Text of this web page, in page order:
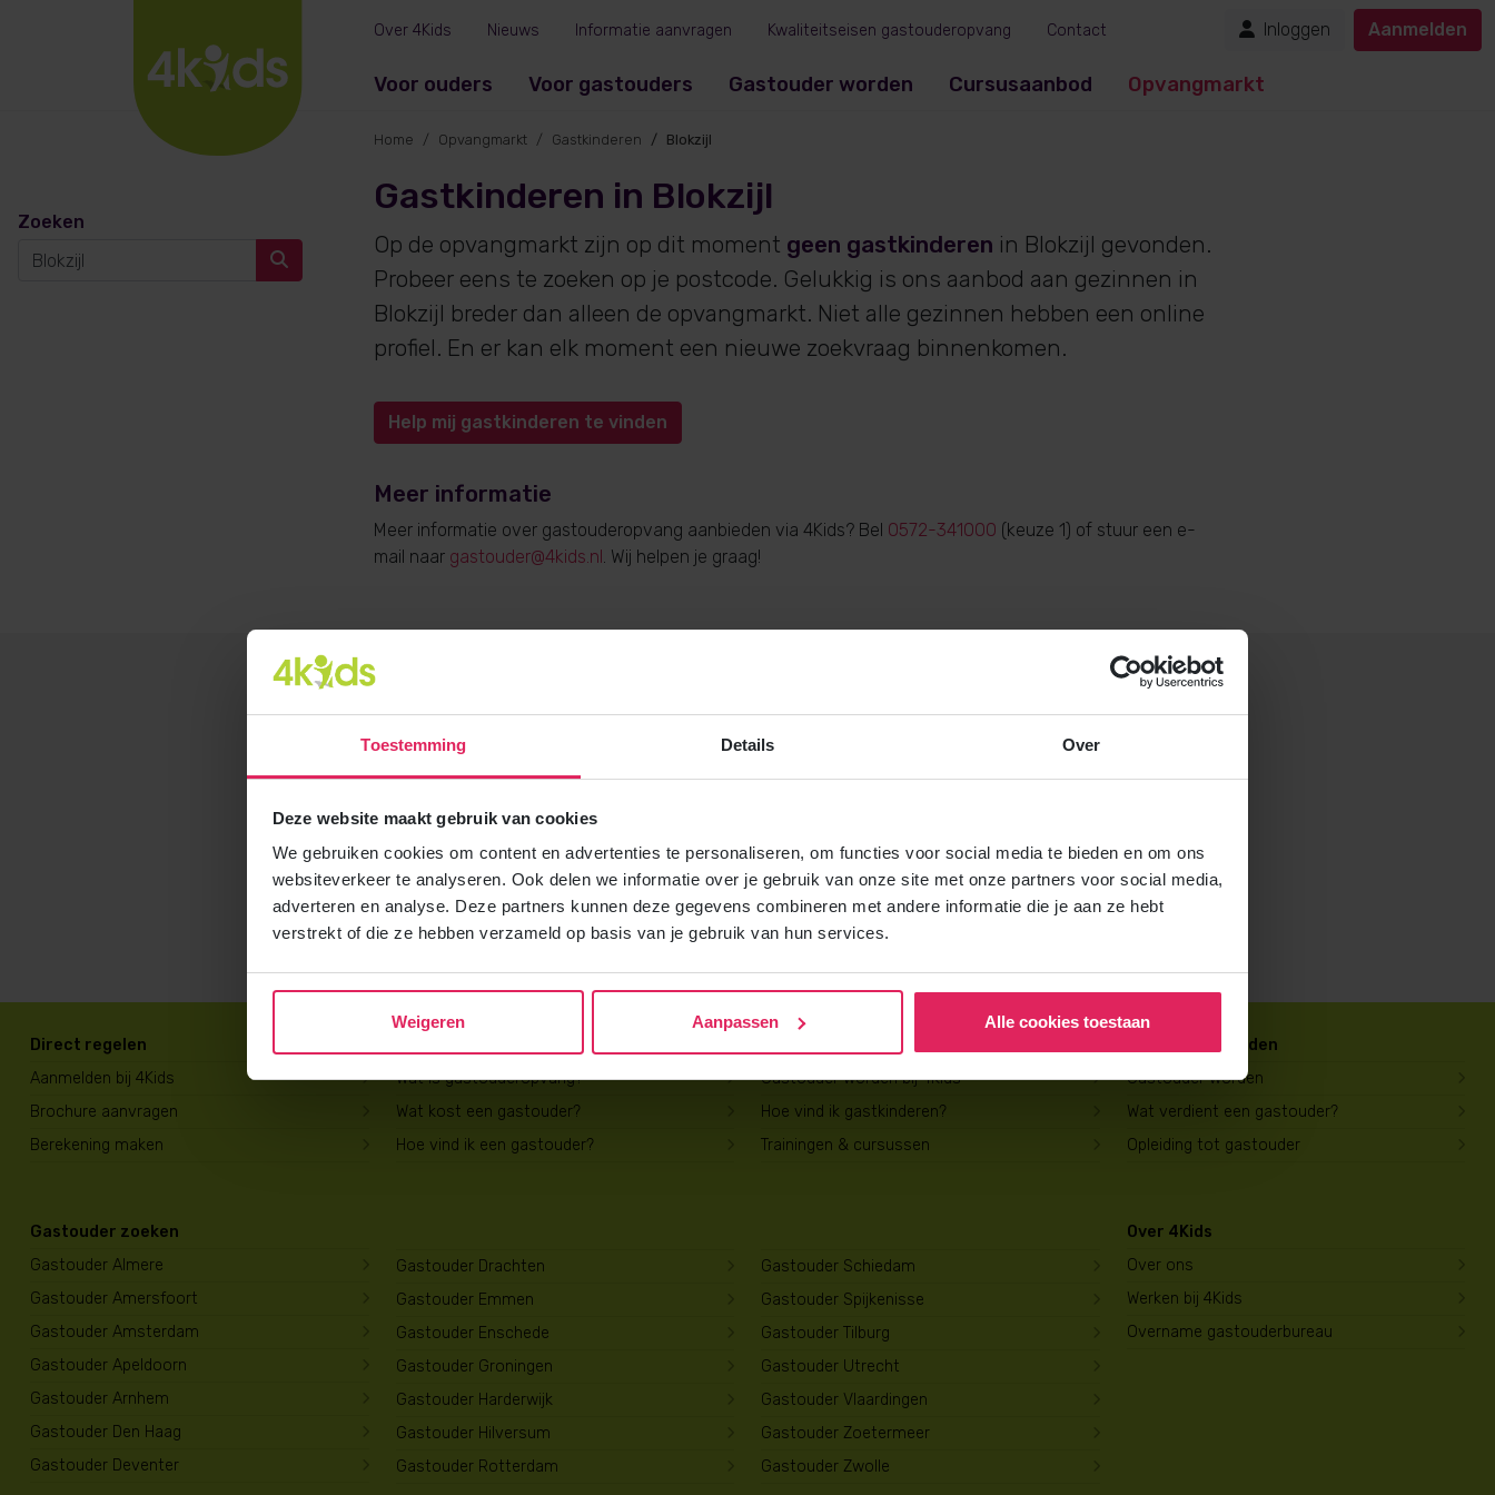
Toestemming Details Over
Deze website maakt gebruik van cookies
We gebruiken cookies om content en advertenties te personaliseren, om functies voor social media te bieden en om ons
websiteverkeer te analyseren. Ook delen we informatie over je gebruik van onze site met onze partners voor social media,
adverteren en analyse. Deze partners kunnen deze gegevens combineren met andere informatie die je aan ze hebt
verstrekt of die ze hebben verzameld op basis van je gebruik van hun services.
Weigeren Aanpassen Alle cookies toestaan
Voor ouders Voor gastouders Gastouder worden Cursusaanbod Opvangmarkt
Over 4Kids Nieuws Informatie aanvragen Kwaliteitseisen gastouderopvang Contact Inloggen Aanmelden
Zoeken
Home Opvangmarkt Gastkinderen Blokzijl
Gastkinderen in Blokzijl
Op de opvangmarkt zijn op dit moment geen gastkinderen in Blokzijl gevonden.
Probeer eens te zoeken op je postcode. Gelukkig is ons aanbod aan gezinnen in
Blokzijl breder dan alleen de opvangmarkt. Niet alle gezinnen hebben een online
profiel. En er kan elk moment een nieuwe zoekvraag binnenkomen.
Help mij gastkinderen te vinden
Meer informatie
Meer informatie over gastouderopvang aanbieden via 4Kids? Bel 0572-341000 (keuze 1) of stuur een e-
mail naar gastouder@4kids.nl . Wij helpen je graag!
Gratis brochure
Meer weten over gastouderopvang via gastouderbureau 4Kids?
Vraag gratis en vrijblijvend de 4Kids brochure voor gastouders aan
Brochure aanvragen
Direct regelen
Aanmelden bij 4Kids
Brochure aanvragen
Berekening maken
Wat is gastouderopvang?
Wat kost een gastouder?
Hoe vind ik een gastouder?
Gastouder worden bij 4Kids
Hoe vind ik gastkinderen?
Trainingen & cursussen
Gastouder worden
Gastouder worden
Wat verdient een gastouder?
Opleiding tot gastouder
Gastouder zoeken
Gastouder Almere
Gastouder Amersfoort
Gastouder Amsterdam
Gastouder Apeldoorn
Gastouder Arnhem
Gastouder Den Haag
Gastouder Deventer
Gastouder Drachten
Gastouder Emmen
Gastouder Enschede
Gastouder Groningen
Gastouder Harderwijk
Gastouder Hilversum
Gastouder Rotterdam
Gastouder Schiedam
Gastouder Spijkenisse
Gastouder Tilburg
Gastouder Utrecht
Gastouder Vlaardingen
Gastouder Zoetermeer
Gastouder Zwolle
Over 4Kids
Over ons
Werken bij 4Kids
Overname gastouderbureau